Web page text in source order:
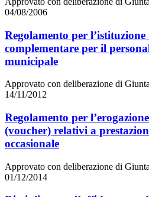
04/08/2006
Regolamento per
complementare per il
municipale
Approvato con deliberazione di
14/11/2012
Regolamento per
(voucher) relativi a
occasionale
Approvato con deliberazione di
01/12/2014